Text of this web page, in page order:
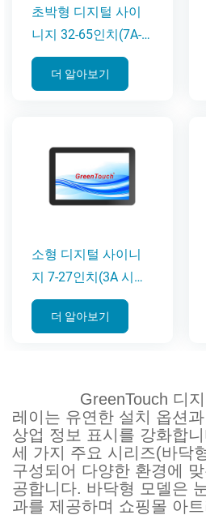
초박형 디지털 사이
니지 32-65인치(7A-G
시리즈)
더 알아보기
소형 디지털 사이니
지 7-27인치(3A 시리
즈)
더 알아보기
GreenTouch 디지털
레이는 유연한 설치 옵션
상업 정보 표시를 강화합
세 가지 주요 시리즈(바닥
구성되어 다양한 환경에
공합니다. 바닥형 모델은
과를 제공하며 쇼핑몰 아